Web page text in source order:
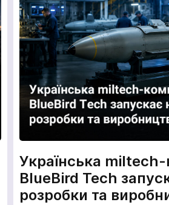
Українська miltech-
BlueBird Tech
розробки та